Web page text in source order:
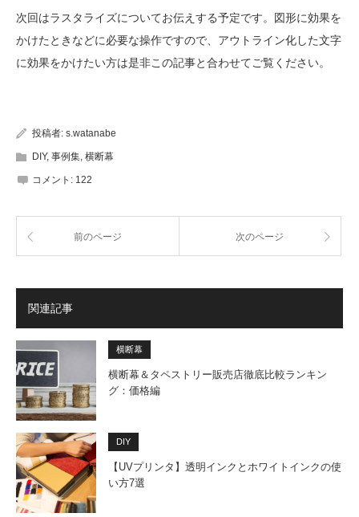
次回はラスタライズについてお伝えする予定です。図形に効果を
かけたときなどに必要な操作ですので、アウトライン化した文字
に効果をかけたい方は是非この記事と合わせてご覧ください。
投稿者: s.watanabe
DIY, 事例集, 横断幕
コメント: 122
前のページ 次のページ
関連記事
横断幕
横断幕＆タペストリー販売店徹底比較ランキン
グ：価格編
DIY
【UVプリンタ】透明インクとホワイトインクの使
い方7選